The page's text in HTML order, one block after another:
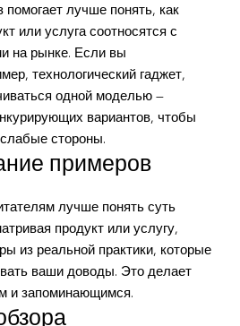
лучше понять, как
или услуга соотносятся с
на рынке. Если вы
технологический гаджет,
одной моделью —
вариантов, чтобы
стороны.
примеров
лучше понять суть
продукт или услугу,
из реальной практики, которые
ваши доводы. Это делает
и запоминающимся.